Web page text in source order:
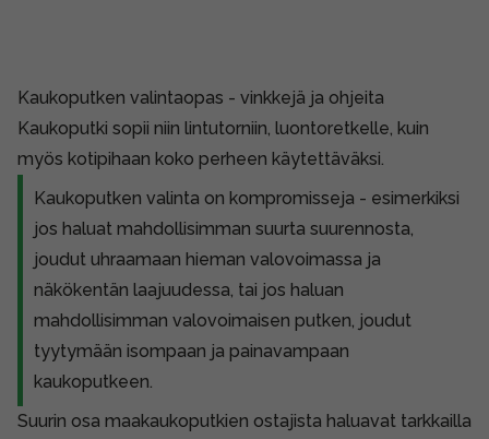
Kaukoputken valintaopas - vinkkejä ja ohjeita
Kaukoputki sopii niin lintutorniin, luontoretkelle, kuin
myös kotipihaan koko perheen käytettäväksi.
Kaukoputken valinta on kompromisseja - esimerkiksi
jos haluat mahdollisimman suurta suurennosta,
joudut uhraamaan hieman valovoimassa ja
näkökentän laajuudessa, tai jos haluan
mahdollisimman valovoimaisen putken, joudut
tyytymään isompaan ja painavampaan
kaukoputkeen.
Suurin osa maakaukoputkien ostajista haluavat tarkkailla